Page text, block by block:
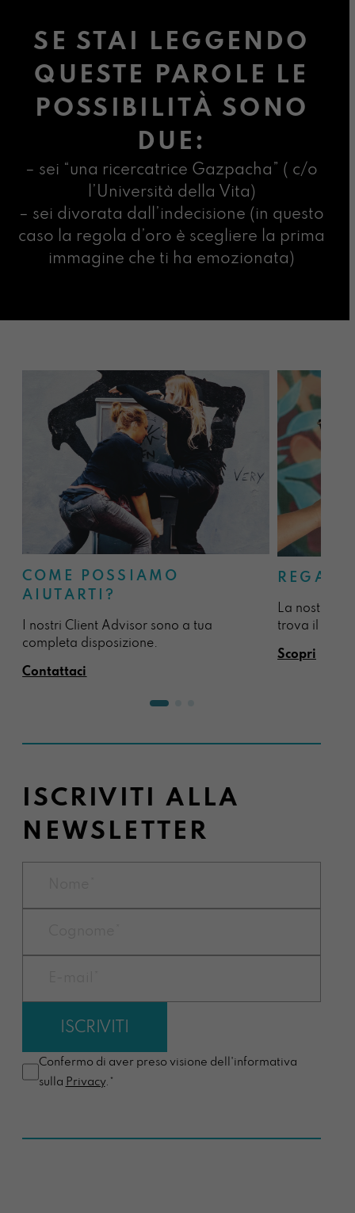
SE STAI LEGGENDO
QUESTE PAROLE LE
POSSIBILITÀ SONO
DUE:
– sei “una ricercatrice Gazpacha” ( c/o
l’Università della Vita)
– sei divorata dall’indecisione (in questo
caso la regola d’oro è scegliere la prima
immagine che ti ha emozionata)
COME POSSIAMO
AIUTARTI?
I nostri Client Advisor sono a tua
completa disposizione.
Contattaci
La nostra
trova il
Scopri
ISCRIVITI ALLA
NEWSLETTER
Confermo di aver preso visione dell'informativa
sulla Privacy.*